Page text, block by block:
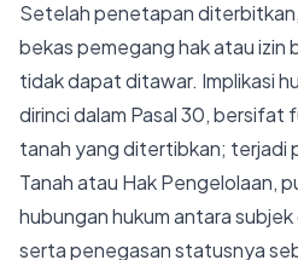
Setelah penetapan
bekas pemegang hak atau izin
tidak dapat ditawar. Implikasi
dirinci dalam Pasal 30,
tanah yang ditertibkan; terjadi
Tanah atau Hak Pengelolaan,
hubungan hukum antara
serta penegasan statusnya